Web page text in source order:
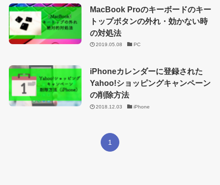
MacBook Proのキーボードのキー
トップボタンの外れ・効かない時
の対処法
2019.05.08 PC
iPhoneカレンダーに登録された
Yahoo!ショッピングキャンペーン
の削除方法
2018.12.03 iPhone
1